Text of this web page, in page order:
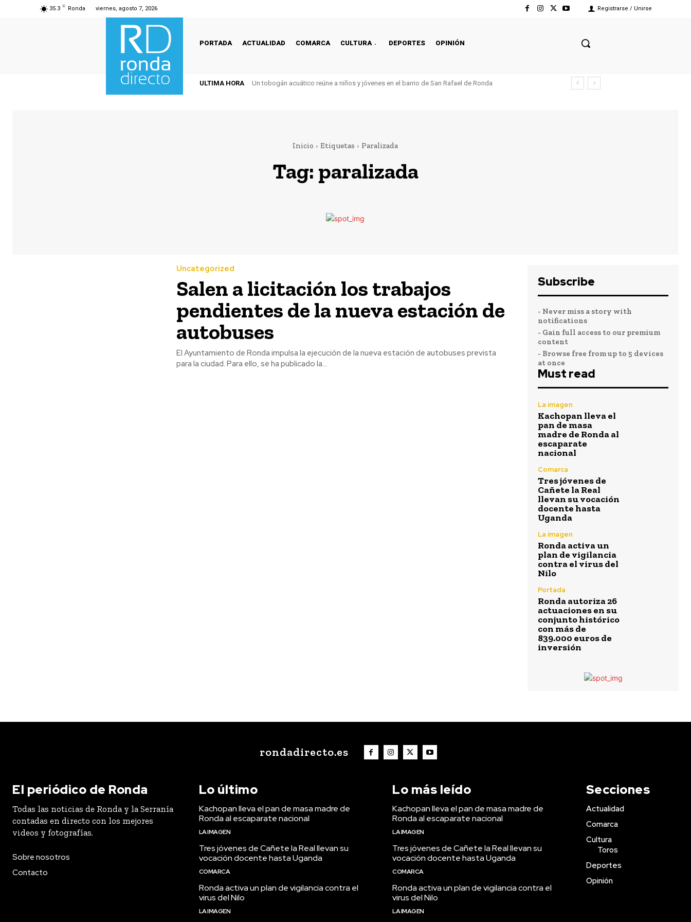
35.3 C Ronda viernes, agosto 7, 2026 Registrarse / Unirse
PORTADA ACTUALIDAD COMARCA CULTURA DEPORTES OPINIÓN
ULTIMA HORA Un tobogán acuático reúne a niños y jóvenes en el barrio de San Rafael de Ronda
Inicio Etiquetas Paralizada
Tag: paralizada
Uncategorized
Salen a licitación los trabajos
pendientes de la nueva estación de
autobuses
El Ayuntamiento de Ronda impulsa la ejecución de la nueva estación de autobuses prevista
para la ciudad. Para ello, se ha publicado la...
Subscribe
- Never miss a story with
notifications
- Gain full access to our premium
content
- Browse free from up to 5 devices
at once
Must read
La imagen
Kachopan lleva el
pan de masa
madre de Ronda al
escaparate
nacional
Comarca
Tres jóvenes de
Cañete la Real
llevan su vocación
docente hasta
Uganda
La imagen
Ronda activa un
plan de vigilancia
contra el virus del
Nilo
Portada
Ronda autoriza 26
actuaciones en su
conjunto histórico
con más de
839.000 euros de
inversión
rondadirecto.es
El periódico de Ronda
Todas las noticias de Ronda y la Serranía
contadas en directo con los mejores
videos y fotografías.
Sobre nosotros
Contacto
Lo último
Kachopan lleva el pan de masa madre de
Ronda al escaparate nacional
LA IMAGEN
Tres jóvenes de Cañete la Real llevan su
vocación docente hasta Uganda
COMARCA
Ronda activa un plan de vigilancia contra el
virus del Nilo
LA IMAGEN
Lo más leído
Kachopan lleva el pan de masa madre de
Ronda al escaparate nacional
LA IMAGEN
Tres jóvenes de Cañete la Real llevan su
vocación docente hasta Uganda
COMARCA
Ronda activa un plan de vigilancia contra el
virus del Nilo
LA IMAGEN
Secciones
Actualidad
Comarca
Cultura
Toros
Deportes
Opinión